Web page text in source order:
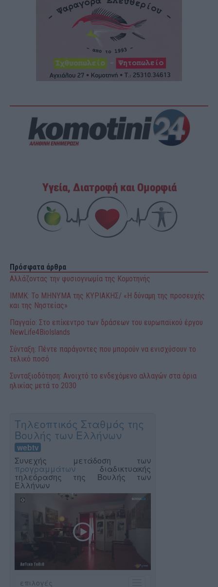
Πρόσφατα άρθρα
Αλλάζοντας την φυσιογνωμία της Κομοτηνής
ΙΜΜΚ: Το ΜΗΝΥΜΑ της ΚΥΡΙΑΚΗΣ/ «Η δύναμη της προσευχής
και της Νηστείας»
Παγγαίο: Στο επίκεντρο των δράσεων του ευρωπαϊκού έργου
NewLife4BioIslands
Σύνταξη: Πέντε παράγοντες που μπορούν να ενισχύσουν το
τελικό ποσό
Συνταξιοδότηση: Ανοιχτό το ενδεχόμενο αλλαγών στα όρια
ηλικίας μετά το 2030